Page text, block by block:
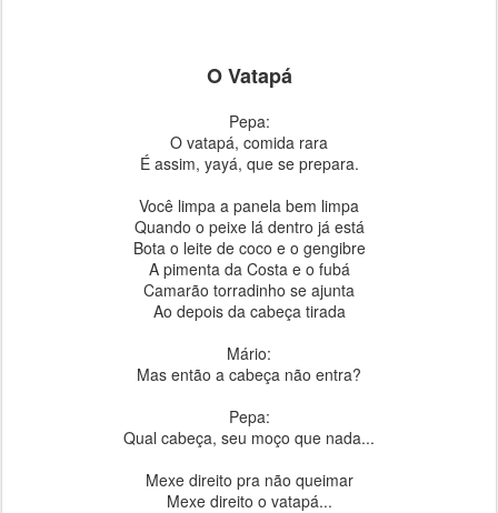
O Vatapá
Pepa:
O vatapá, comida rara
É assim, yayá, que se prepara.
Você limpa a panela bem limpa
Quando o peixe lá dentro já está
Bota o leite de coco e o gengibre
A pimenta da Costa e o fubá
Camarão torradinho se ajunta
Ao depois da cabeça tirada
Mário:
Mas então a cabeça não entra?
Pepa:
Qual cabeça, seu moço que nada...
Mexe direito pra não queimar
Mexe direito o vatapá...